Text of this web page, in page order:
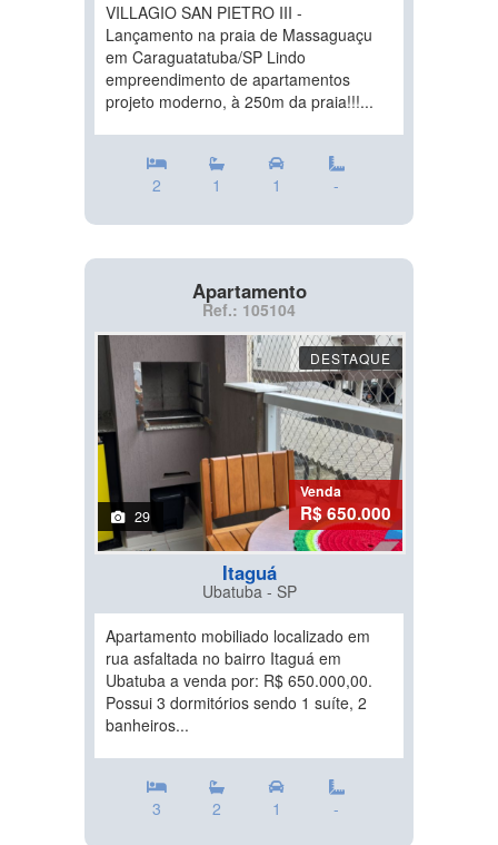
VILLAGIO SAN PIETRO III -
Lançamento na praia de Massaguaçu
em Caraguatatuba/SP Lindo
empreendimento de apartamentos
projeto moderno, à 250m da praia!!!...
2 1 1 -
Apartamento
Ref.: 105104
DESTAQUE
29
Venda
R$ 650.000
Itaguá
Ubatuba - SP
Apartamento mobiliado localizado em
rua asfaltada no bairro Itaguá em
Ubatuba a venda por: R$ 650.000,00.
Possui 3 dormitórios sendo 1 suíte, 2
banheiros...
3 2 1 -